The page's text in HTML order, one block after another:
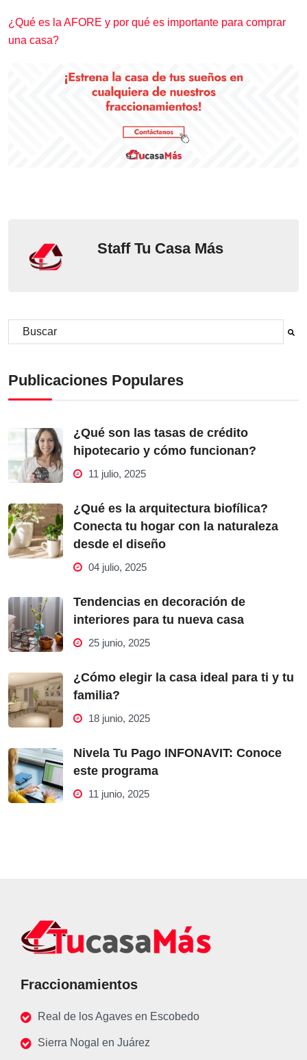
¿Qué es la AFORE y por qué es importante para comprar
una casa?
Staff Tu Casa Más
Este es un campo de búsqueda con una función de sugerencia
Publicaciones Populares
¿Qué son las tasas de crédito
hipotecario y cómo funcionan?
11 julio, 2025
¿Qué es la arquitectura biofílica?
Conecta tu hogar con la naturaleza
desde el diseño
04 julio, 2025
Tendencias en decoración de
interiores para tu nueva casa
25 junio, 2025
¿Cómo elegir la casa ideal para ti y tu
familia?
18 junio, 2025
Nivela Tu Pago INFONAVIT: Conoce
este programa
11 junio, 2025
Fraccionamientos
Real de los Agaves en Escobedo
Sierra Nogal en Juárez